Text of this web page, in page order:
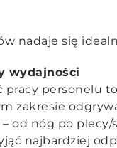
nadaje się
wydajności
personelu
zakresie
od nóg po plecy/
najbardziej